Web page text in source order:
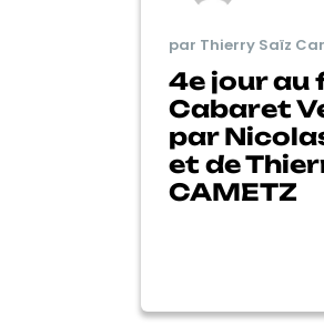
par Thierry Saïz
4e jour au
Cabaret
par
et de
CAMETZ